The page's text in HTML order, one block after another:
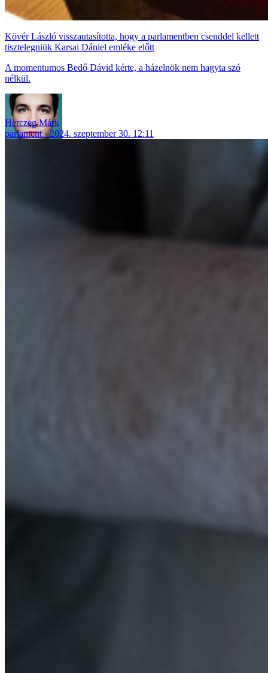
Kövér László visszautasította, hogy a parlamentben csenddel kellett
tisztelegniük Karsai Dániel emléke előtt
A momentumos Bedő Dávid kérte, a házelnök nem hagyta szó
nélkül.
Herczeg Márk
parlament
2024. szeptember 30. 12:11